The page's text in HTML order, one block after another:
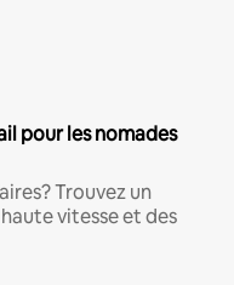
pour les nomades
Trouvez un
vitesse et des